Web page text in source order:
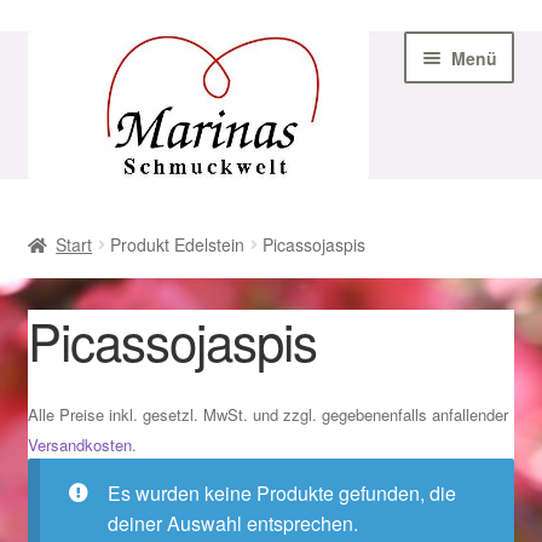
Navigation
Menü
AGB
Beispiel-Seite
Datenschutz
Geschenke zu Ostern 2023
Geschenke zu Ostern 2024
Start Produkt Edelstein Picassojaspis
Picassojaspis
Alle Preise inkl. gesetzl. MwSt. und zzgl. gegebenenfalls anfallender
Versandkosten.
Es wurden keine Produkte gefunden, die
deiner Auswahl entsprechen.